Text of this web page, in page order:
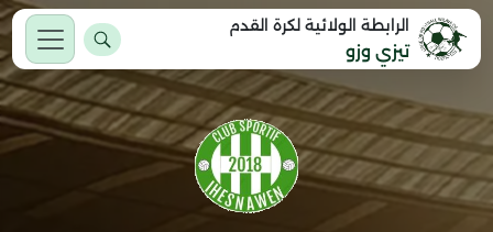
الرابطة الولائية لكرة القدم
تيزي وزو